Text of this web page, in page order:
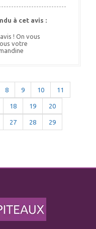
à cet avis :
! On vous
votre
8 9 10 11
18 19 20
27 28 29